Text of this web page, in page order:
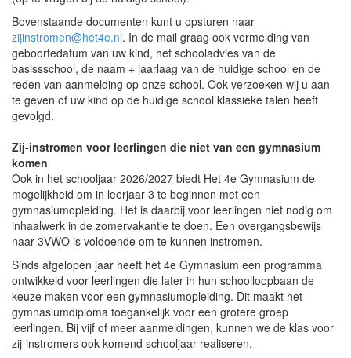
Bovenstaande documenten kunt u opsturen naar
zijinstromen@het4e.nl. In de mail graag ook vermelding van
geboortedatum van uw kind, het schooladvies van de
basissschool, de naam + jaarlaag van de huidige school en de
reden van aanmelding op onze school. Ook verzoeken wij u aan
te geven of uw kind op de huidige school klassieke talen heeft
gevolgd.
Zij-instromen voor leerlingen die niet van een gymnasium
komen
Ook in het schooljaar 2026/2027 biedt Het 4e Gymnasium de
mogelijkheid om in leerjaar 3 te beginnen met een
gymnasiumopleiding. Het is daarbij voor leerlingen niet nodig om
inhaalwerk in de zomervakantie te doen. Een overgangsbewijs
naar 3VWO is voldoende om te kunnen instromen.
Sinds afgelopen jaar heeft het 4e Gymnasium een programma
ontwikkeld voor leerlingen die later in hun schoolloopbaan de
keuze maken voor een gymnasiumopleiding. Dit maakt het
gymnasiumdiploma toegankelijk voor een grotere groep
leerlingen. Bij vijf of meer aanmeldingen, kunnen we de klas voor
zij-instromers ook komend schooljaar realiseren.